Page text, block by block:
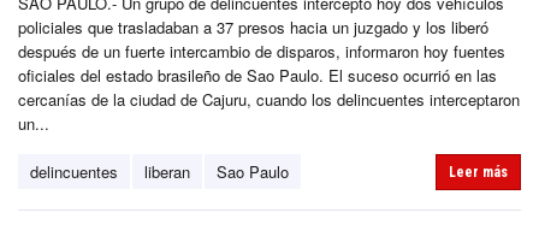
policiales que trasladaban a 37 presos hacia un juzgado y los liberó
después de un fuerte intercambio de disparos, informaron hoy fuentes
oficiales del estado brasileño de Sao Paulo. El suceso ocurrió en las
cercanías de la ciudad de Cajuru, cuando los delincuentes interceptaron
un...
delincuentes liberan Sao Paulo Leer más